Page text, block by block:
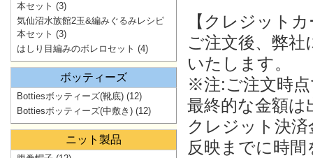
【クレジット
ご注文後、弊
いたします。
※注:ご注文時
最終的な金額
クレジット決
反映までに時
本セット (3)
気仙沼水族館2玉&編みぐるみレシピ
本セット (3)
はしり目編みのボレロセット (4)
ボッティーズ
Bottiesボッティーズ(靴底) (12)
Bottiesボッティーズ(中敷き) (12)
ニット製品